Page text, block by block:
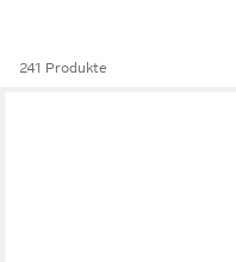
241 Produkte